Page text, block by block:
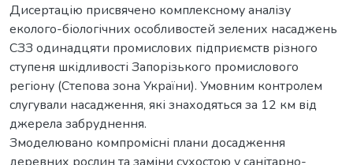
Дисертацію присвячено комплексному аналізу
еколого-біологічних особливостей зелених насаджень
СЗЗ одинадцяти промислових підприємств різного
ступеня шкідливості Запорізького промислового
регіону (Степова зона України). Умовним контролем
слугували насадження, які знаходяться за 12 км від
джерела забруднення.
Змоделювано компромісні плани досадження